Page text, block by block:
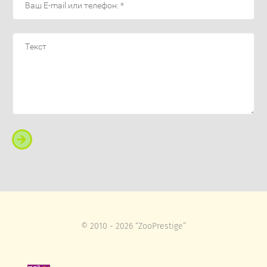
© 2010 - 2026 “ZooPrestige”